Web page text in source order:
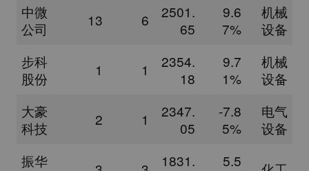
中微
公司
13 6
2501.
65
9.6
7%
机械
设备
步科
股份
1 1
2354.
18
9.7
1%
机械
设备
大豪
科技
2 1
2347.
05
-7.8
5%
电气
设备
振华
1831.
5.5